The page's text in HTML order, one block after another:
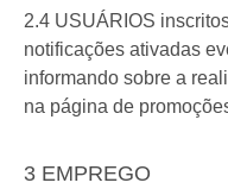
2.4 USUÁRIOS
notificações ativadas
informando sobre a
na página de
3 EMPREGO